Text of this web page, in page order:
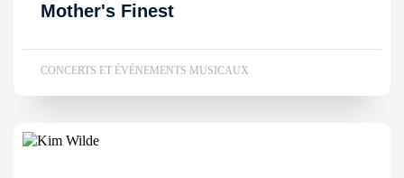
Mother's Finest
CONCERTS ET ÉVÉNEMENTS MUSICAUX